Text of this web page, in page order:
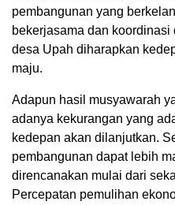
pembangunan yang
bekerjasama dan
desa Upah diharapkan
maju.
Adapun hasil musyawarah
adanya kekurangan yang
kedepan akan dilanjutkan.
pembangunan dapat lebih
direncanakan mulai dari
Percepatan pemulihan